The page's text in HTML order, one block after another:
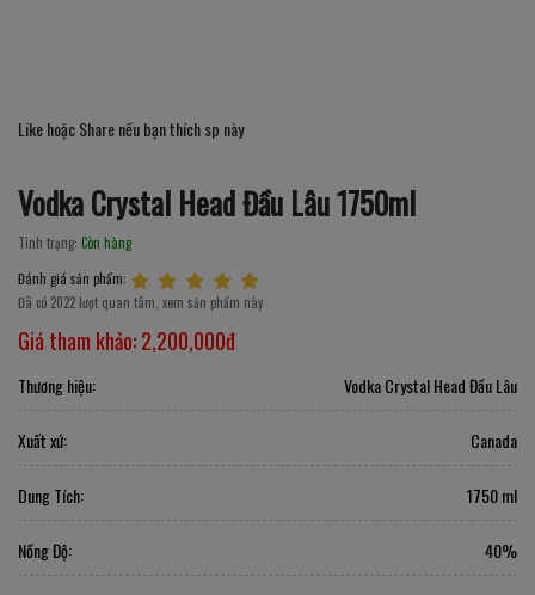
Like hoặc Share nếu bạn thích sp này
Vodka Crystal Head Đầu Lâu 1750ml
Tình trạng: Còn hàng
Đánh giá sản phẩm:
Đã có 2022 lượt quan tâm, xem sản phẩm này
Giá tham khảo:2,200,000đ
Thương hiệu: Vodka Crystal Head Đầu Lâu
Xuất xứ: Canada
Dung Tích: 1750 ml
Nồng Độ: 40%